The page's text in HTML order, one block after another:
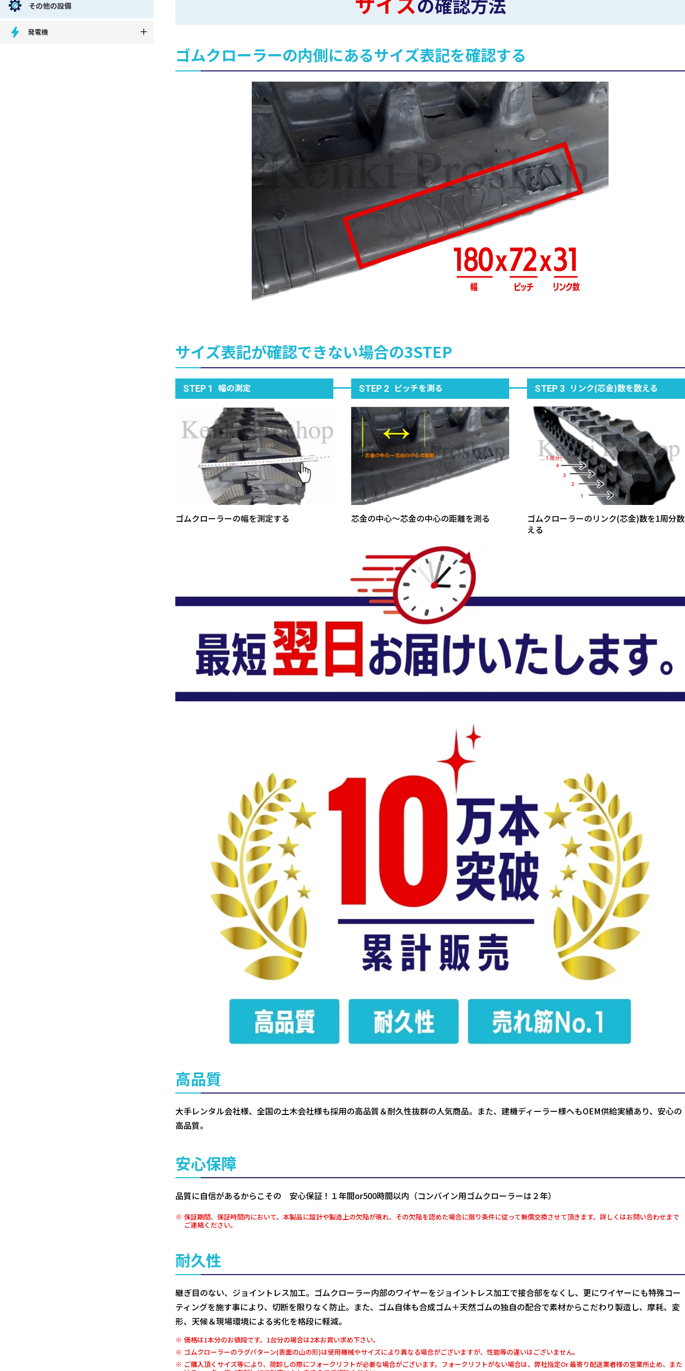
ゴムクローラーの内側にあるサイズ表記を確認する
サイズ表記が確認できない場合の3STEP
STEP 1 幅の測定
ゴムクローラーの幅を測定する
STEP 2 ピッチを測る
芯金の中心～芯金の中心の距離を測る
STEP 3 リンク(芯金)数を数える
ゴムクローラーのリンク(芯金)数を1周分数
える
高品質
大手レンタル会社様、全国の土木会社様も採用の高品質＆耐久性抜群の人気商品。また、建機ディーラー様へもOEM供給実績あり、安心の
高品質。
安心保障
品質に自信があるからこその 安心保証！１年間or500時間以内（コンバイン用ゴムクローラーは２年）
保証期間、保証時間内において、本製品に設計や製造上の欠陥が現れ、その欠陥を認めた場合に限り条件に従って無償交換させて頂きます。詳しくはお問い合わせまで
ご連絡ください。
耐久性
継ぎ目のない、ジョイントレス加工。ゴムクローラー内部のワイヤーをジョイントレス加工で接合部をなくし、更にワイヤーにも特殊コー
ティングを施す事により、切断を限りなく防止。また、ゴム自体も合成ゴム＋天然ゴムの独自の配合で素材からこだわり製造し、摩耗、変
形、天候＆現場環境による劣化を格段に軽減。
価格は1本分のお値段です。1台分の場合は2本お買い求め下さい。
ゴムクローラーのラグパターン(表面の山の形)は使用機械やサイズにより異なる場合がございますが、性能等の違いはございません。
ご購入頂くサイズ等により、荷卸しの際にフォークリフトが必要な場合がございます。フォークリフトがない場合は、弊社指定Or 最寄り配送業者様の営業所止め、また
その他の設備
発電機